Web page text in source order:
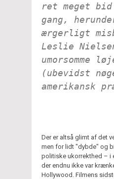
ret meget bid
gang,
ærgerligt
Leslie
umorsomme
(ubevidst
amerikansk
Der er altså glimt af det
men for lidt "dybde" og
politiske ukorrekthed – i
der endnu ikke var
Hollywood. Filmens